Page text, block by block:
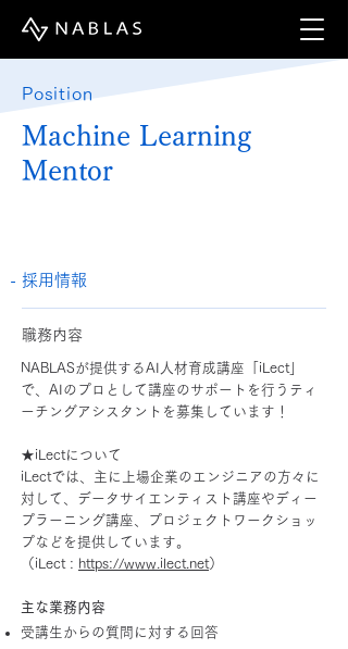
Position
Machine Learning
Mentor
- 採用情報
職務内容
NABLASが提供するAI人材育成講座「iLect」
で、AIのプロとして講座のサポートを行うティ
ーチングアシスタントを募集しています！
★iLectについて
iLectでは、主に上場企業のエンジニアの方々に
対して、データサイエンティスト講座やディー
プラーニング講座、プロジェクトワークショッ
プなどを提供しています。
（iLect : https://www.ilect.net）
主な業務内容
受講生からの質問に対する回答